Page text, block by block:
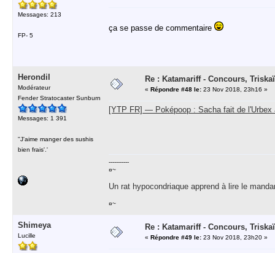
Messages: 213
FP- 5
ça se passe de commentaire
Herondil
Modérateur
Fender Stratocaster Sunburn
Messages: 1 391
''J'aime manger des sushis
bien frais'.'
Re : Katamariff - Concours,
« Répondre #48 le: 23 Nov 2018, 23h16 »
[YTP FR] — Poképoop : Sacha fait de l'Urbex
-----------
¤~
Un rat hypocondriaque apprend à lire le
¤~
Shimeya
Lucille
Re : Katamariff - Concours,
« Répondre #49 le: 23 Nov 2018, 23h20 »